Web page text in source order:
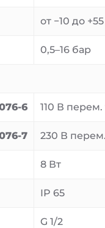
от −10 до +55
0,5–16 бар
6 110 В перем.
7 230 В
8 Вт
IP 65
G 1/2